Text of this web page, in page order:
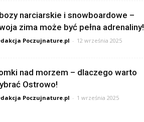
narciarskie i snowboardowe –
zima może być pełna adrenaliny!
Poczujnature.pl - 12 września 2025
nad morzem – dlaczego warto
Ostrowo!
Poczujnature.pl - 1 września 2025